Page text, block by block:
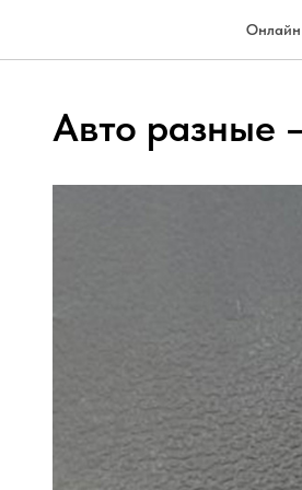
Онлайн
Авто разные